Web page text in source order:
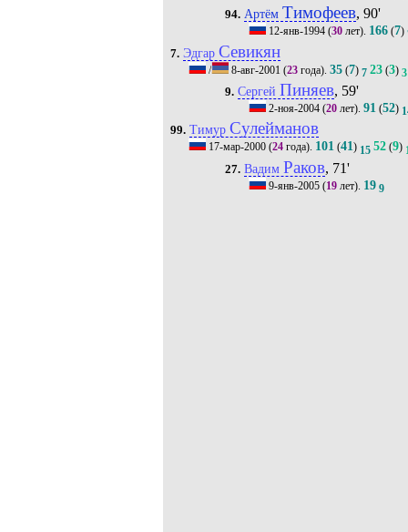
94. Артём Тимофеев, 90'
12-янв-1994 (30 лет). 166 (7)
7. Эдгар Севикян
/ 8-авг-2001 (23года). 35(7) 7 23(3) 3
9. Сергей Пиняев, 59'
2-ноя-2004 (20 лет).91 (52)
99. Тимур Сулейманов
17-мар-2000(24года). 101(41) 15 52(9)
27. Вадим Раков, 71'
9-янв-2005 (19 лет). 19 9